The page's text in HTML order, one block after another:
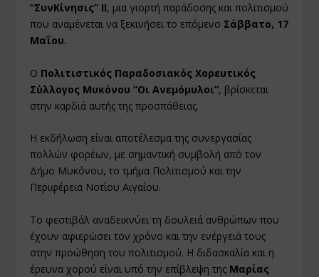
“ΣυνΚίνησις” ΙΙ, μια γιορτή παράδοσης και πολιτισμού
που αναμένεται να ξεκινήσει το επόμενο Σάββατο, 17
Μαΐου.
Ο Πολιτιστικός Παραδοσιακός Χορευτικός
Σύλλογος Μυκόνου “Οι Ανεμόμυλοι”, βρίσκεται
στην καρδιά αυτής της προσπάθειας.
Η εκδήλωση είναι αποτέλεσμα της συνεργασίας
πολλών φορέων, με σημαντική συμβολή από τον
Δήμο Μυκόνου, το τμήμα Πολιτισμού και την
Περιφέρεια Νοτίου Αιγαίου.
Το φεστιβάλ αναδεικνύει τη δουλειά ανθρώπων που
έχουν αφιερώσει τον χρόνο και την ενέργειά τους
στην προώθηση του πολιτισμού. Η διδασκαλία και η
έρευνα χορού είναι υπό την επίβλεψη της Μαρίας